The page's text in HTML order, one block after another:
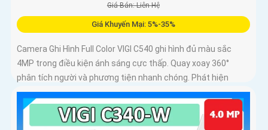
Giá Bán: Liên Hệ
Giá Khuyến Mại: 5%-35%
Camera Ghi Hình Full Color VIGI C540 ghi hình đủ màu sắc
4MP trong điều kiện ánh sáng cực thấp. Quay xoay 360°
phân tích người và phương tiện nhanh chóng. Phát hiện
thông minh xâm nhập khu vực